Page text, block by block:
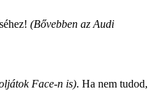
(Bővebben az Audi
Face-n is). Ha nem tudod,